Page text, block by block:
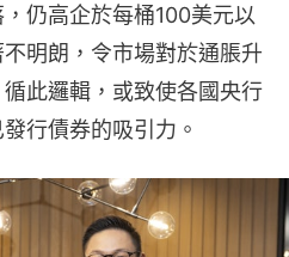
仍高企於每桶100美元以
不明朗，令市場對於通脹升
此邏輯，或致使各國央行
行債券的吸引力。